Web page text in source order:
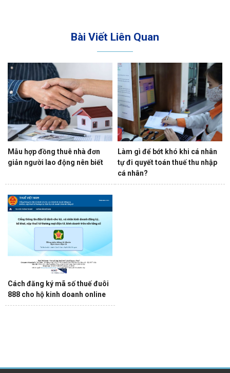
Bài Viết Liên Quan
Mẫu hợp đồng thuê nhà đơn
giản người lao động nên biết
Làm gì để bớt khó khi cá nhân
tự đi quyết toán thuế thu nhập
cá nhân?
Cách đăng ký mã số thuế đuôi
888 cho hộ kinh doanh online